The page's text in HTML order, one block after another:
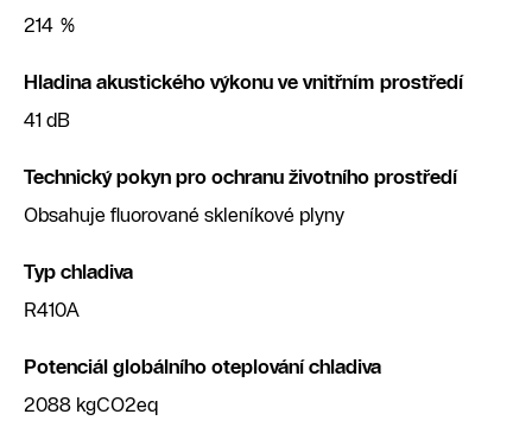
214 %
Hladina akustického výkonu ve vnitřním prostředí
41 dB
Technický pokyn pro ochranu životního prostředí
Obsahuje fluorované skleníkové plyny
Typ chladiva
R410A
Potenciál globálního oteplování chladiva
2088 kgCO2eq